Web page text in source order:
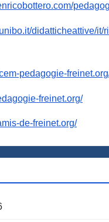
didatticheattive/it/
pedagogie-
freinet.org/
de-freinet.org/